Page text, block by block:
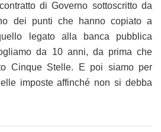
di Governo sottoscritto da
dei punti che hanno copiato a
legato alla banca pubblica
da 10 anni, da prima che
Cinque Stelle. E poi siamo per
imposte affinché non si debba